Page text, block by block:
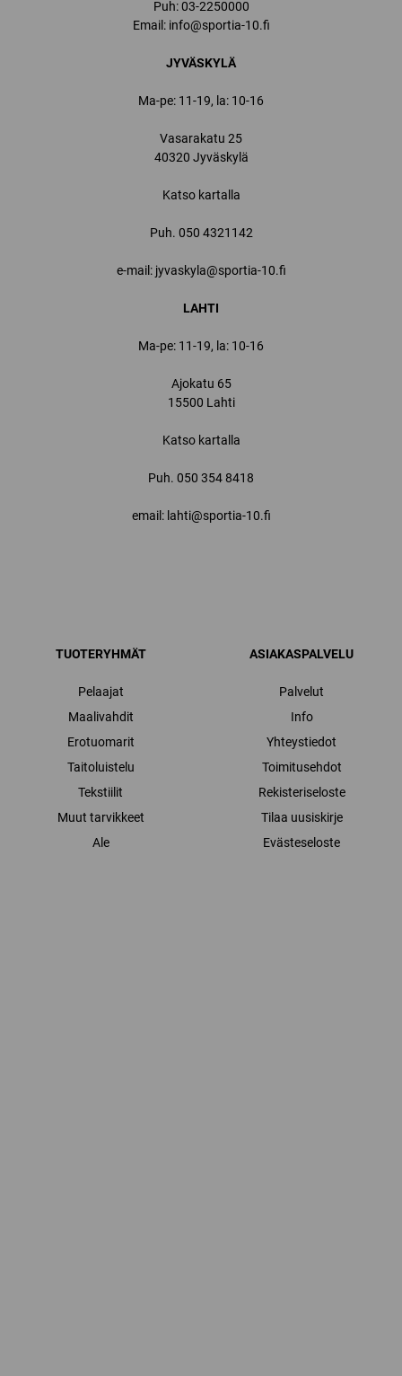
Puh:03-2250000
Email: info@sportia-10.fi
JYVÄSKYLÄ
Ma-pe: 11-19, la: 10-16
Vasarakatu 25
40320 Jyväskylä
Katso kartalla
Puh. 050 4321142
e-mail: jyvaskyla@sportia-10.fi
LAHTI
Ma-pe: 11-19, la: 10-16
Ajokatu 65
15500 Lahti
Katso kartalla
Puh. 050 354 8418
email: lahti@sportia-10.fi
TUOTERYHMÄT
Pelaajat
Maalivahdit
Erotuomarit
Taitoluistelu
Tekstiilit
Muut tarvikkeet
Ale
ASIAKASPALVELU
Palvelut
Info
Yhteystiedot
Toimitusehdot
Rekisteriseloste
Tilaa uusiskirje
Evästeseloste